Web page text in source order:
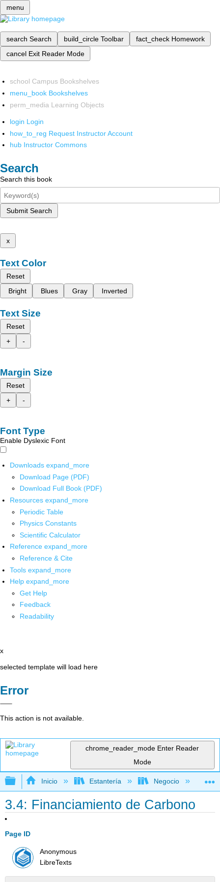
menu
search Search build_circle Toolbar fact_check Homework
cancel Exit Reader Mode
school Campus Bookshelves
menu_book Bookshelves
perm_media Learning Objects
login Login
how_to_reg Request Instructor Account
hub Instructor Commons
Search
Search this book
Submit Search
x
Text Color
Reset
Bright
Blues Gray Inverted
Text Size
Reset
+
-
Margin Size
Reset
+
-
Font Type
Enable Dyslexic Font
Downloads expand_more
Download Page (PDF)
Download Full Book (PDF)
Resources expand_more
Periodic Table
Physics Constants
Scientific Calculator
Reference expand_more
Reference & Cite
Tools expand_more
Help expand_more
Get Help
Feedback
Readability
x
selected template will load here
Error
This action is not available.
chrome_reader_mode Enter Reader
Mode
Expandir/contraer jerarquía global
Inicio Estantería Negocio
3.4: Financiamiento de Carbono
Page ID
Anonymous
LibreTexts